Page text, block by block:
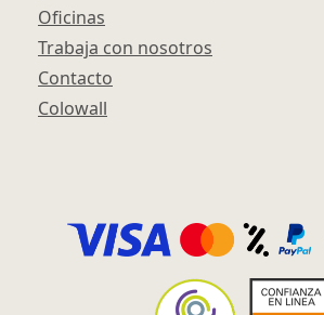
Oficinas
Trabaja con nosotros
Contacto
Colowall